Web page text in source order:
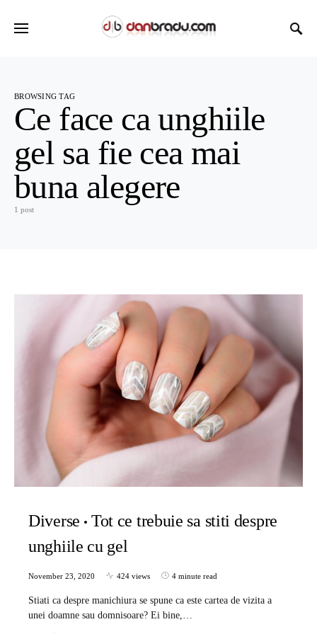
BROWSING TAG
Ce face ca unghiile
gel sa fie cea mai
buna alegere
1 post
Diverse
Tot ce trebuie sa stiti despre
unghiile cu gel
November 23, 2020 424 views 4 minute read
Stiati ca despre manichiura se spune ca este cartea de vizita a
unei doamne sau domnisoare? Ei bine,…